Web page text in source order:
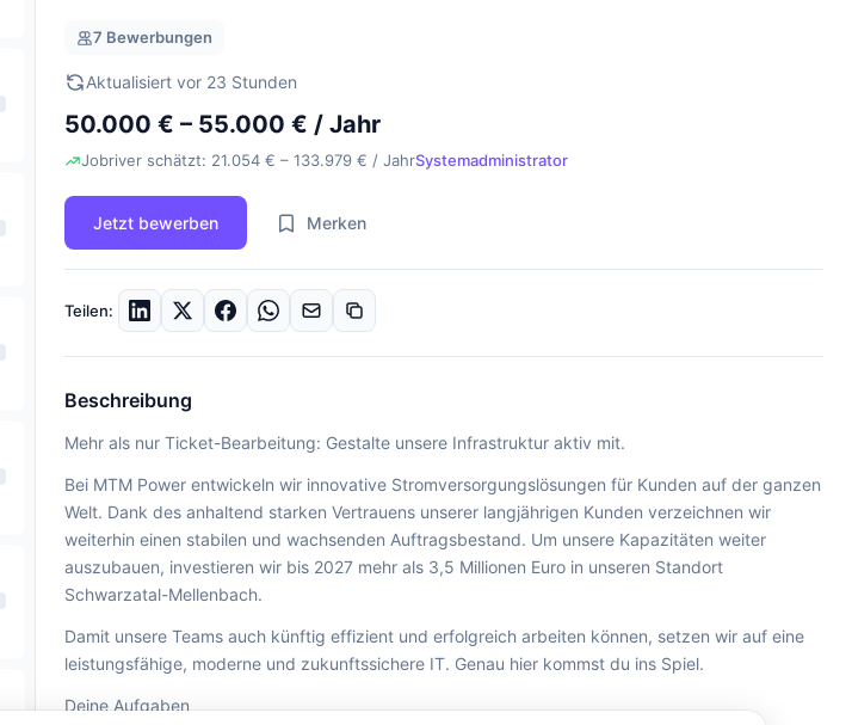
7 Bewerbungen
Aktualisiert vor 23 Stunden
50.000 € – 55.000 € / Jahr
Jobriver schätzt: 21.054 € – 133.979 € / JahrSystemadministrator
Jetzt bewerben Merken
Teilen:
Beschreibung
Mehr als nur Ticket-Bearbeitung: Gestalte unsere Infrastruktur aktiv mit.
Bei MTM Power entwickeln wir innovative Stromversorgungslösungen für Kunden auf der ganzen
Welt. Dank des anhaltend starken Vertrauens unserer langjährigen Kunden verzeichnen wir
weiterhin einen stabilen und wachsenden Auftragsbestand. Um unsere Kapazitäten weiter
auszubauen, investieren wir bis 2027 mehr als 3,5 Millionen Euro in unseren Standort
Schwarzatal-Mellenbach.
Damit unsere Teams auch künftig effizient und erfolgreich arbeiten können, setzen wir auf eine
leistungsfähige, moderne und zukunftssichere IT. Genau hier kommst du ins Spiel.
Deine Aufgaben